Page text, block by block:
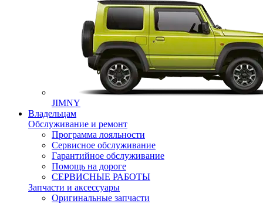
JIMNY
Владельцам
Обслуживание и ремонт
Программа лояльности
Сервисное обслуживание
Гарантийное обслуживание
Помощь на дороге
СЕРВИСНЫЕ РАБОТЫ
Запчасти и аксессуары
Оригинальные запчасти